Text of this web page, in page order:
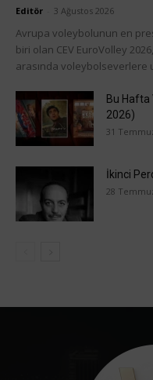
Editör 3 Ağustos 2026
Avrupa voleybolunun en
biri olan CEV EuroVolley
arasında voleybolseverlere
Bu Hafta
2026)
31
İkinci
28